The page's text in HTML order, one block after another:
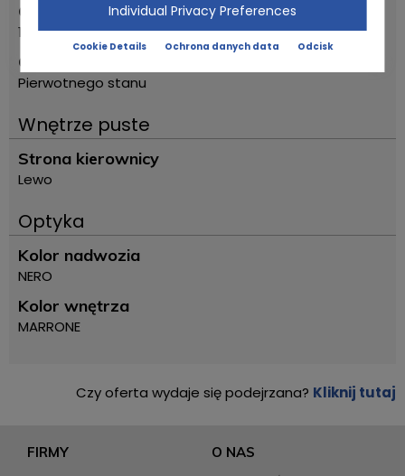
Odczyt licznika kilometrów (odczyt)
125960
Opis stanu
Pierwotnego stanu
Wnętrze puste
Strona kierownicy
Lewo
Optyka
Kolor nadwozia
NERO
Kolor wnętrza
MARRONE
Czy oferta wydaje się podejrzana? Kliknij tutaj
FIRMY O NAS
Individual Privacy Preferences
Cookie Details Ochrona danych data Odcisk